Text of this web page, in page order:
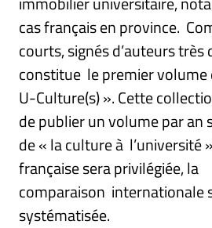
cas français en province.
courts, signés d’auteurs
constitue le premier volume
U-Culture(s) ». Cette
de publier un volume par an
de « la culture à l’université
française sera privilégiée, la
comparaison internationale
systématisée.